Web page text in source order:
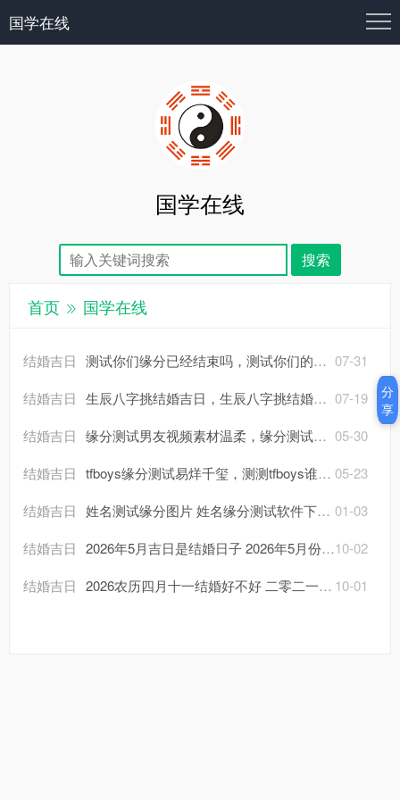
国学在线
国学在线
首页 国学在线
07-31
结婚吉日 测试你们缘分已经结束吗，测试你们的缘分已尽吗？
07-19
结婚吉日 生辰八字挑结婚吉日，生辰八字挑结婚吉日怎么算？
05-30
结婚吉日 缘分测试男友视频素材温柔，缘分测试一下？
05-23
结婚吉日 tfboys缘分测试易烊千玺，测测tfboys谁与你最配？
01-03
结婚吉日 姓名测试缘分图片 姓名缘分测试软件下载？
10-02
结婚吉日 2026年5月吉日是结婚日子 2026年5月份的月历？
10-01
结婚吉日 2026农历四月十一结婚好不好 二零二一年农历四月十一结婚好吗？
分
享